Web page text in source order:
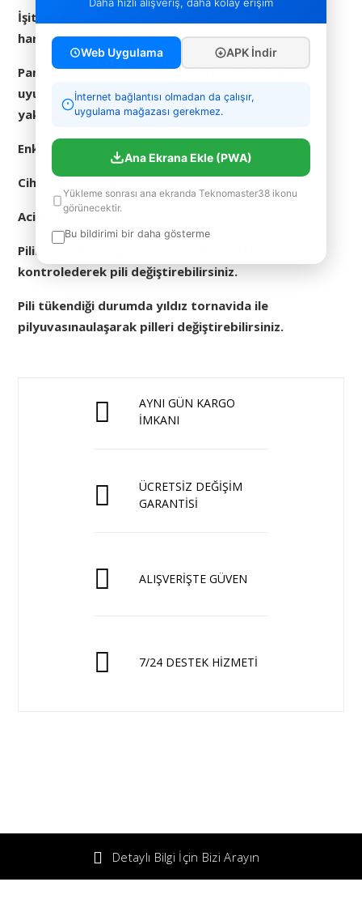
İşitme sağlığınız için acil durumlar
haricindekullanmayınız.
Panik Acil Durum Deoprem Enkaz Butonu’nu gece
uyumadanönce uyandığınızda ulaşabileceğiniz
yakınlıkta bulundurunuz.
Enkaz Butonu’nu yıkamayınız.
Cihazın içerisine sıvı sızması sonucu çalışmayabilir.
Acil durumlar haricinde çalıştırmayınız.
Pilin ömrü kısalabilir. Ara ara ses şiddetini
kontrolederek pili değiştirebilirsiniz.
Pili tükendiği durumda yıldız tornavida ile
pilyuvasınaulaşarak pilleri değiştirebilirsiniz.
AYNI GÜN KARGO
İMKANI
ÜCRETSİZ DEĞİŞİM
GARANTİSİ
ALIŞVERİŞTE GÜVEN
7/24 DESTEK HİZMETİ
Detaylı Bilgi İçin Bizi Arayın
Web Uygulama APK İndir
İnternet bağlantısı olmadan da çalışır,
uygulama mağazası gerekmez.
Ana Ekrana Ekle (PWA)
Yükleme sonrası ana ekranda Teknomaster38 ikonu
görünecektir.
Bu bildirimi bir daha gösterme